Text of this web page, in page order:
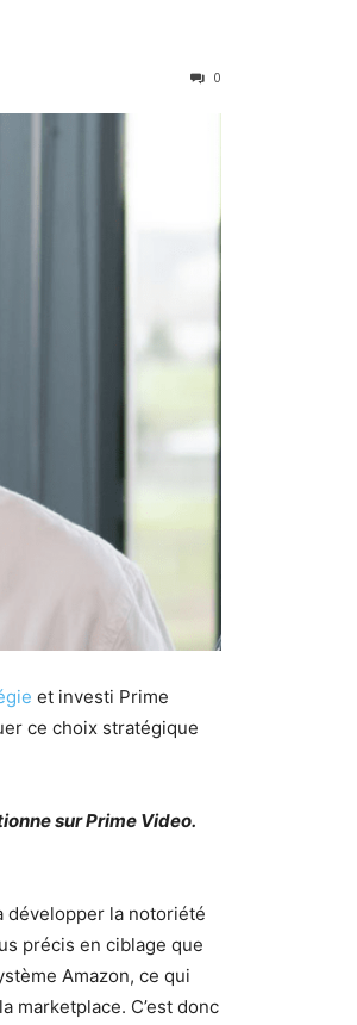
0
et investi Prime
ce choix stratégique
sur Prime Video.
développer la notoriété
précis en ciblage que
Amazon, ce qui
marketplace. C’est donc